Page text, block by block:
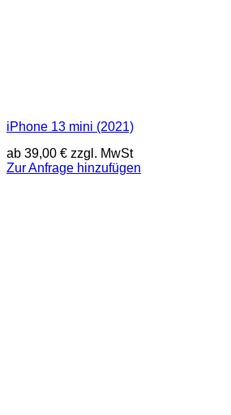
iPhone 13 mini (2021)
ab 39,00 € zzgl. MwSt
Zur Anfrage hinzufügen